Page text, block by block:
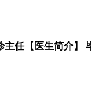
主任【医生简介】